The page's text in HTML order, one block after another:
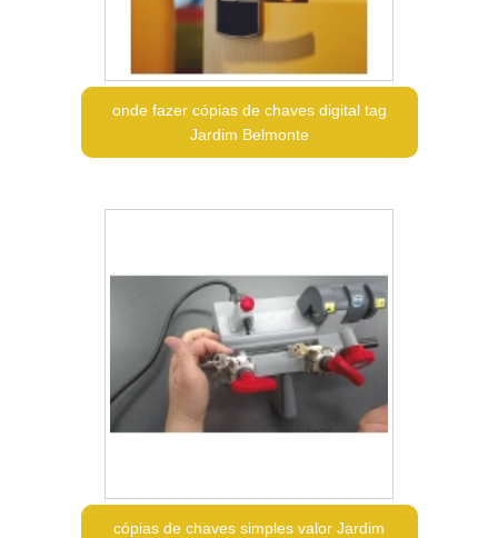
onde fazer cópias de chaves digital tag
Jardim Belmonte
cópias de chaves simples valor Jardim